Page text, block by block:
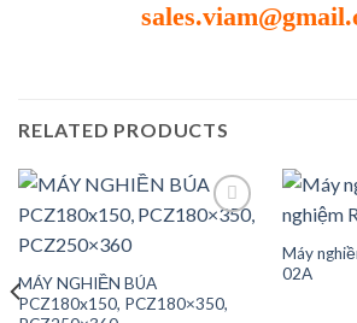
RELATED PRODUCTS
wishlist
MÁY NGHIỀN BÚA
PCZ180x150, PCZ180×350,
Máy
02A